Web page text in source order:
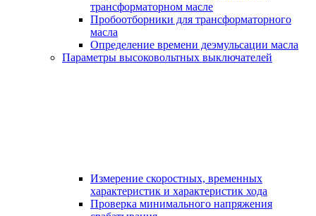
трансформаторном масле
Пробоотборники для трансформаторного
масла
Определение времени деэмульсации масла
Параметры высоковольтных выключателей
Измерение скоростных, временных
характеристик и характеристик хода
Проверка минимального напряжения